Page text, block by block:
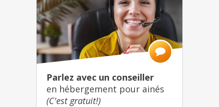
Parlez avec un conseiller
en hébergement pour ainés
(C'est gratuit!)